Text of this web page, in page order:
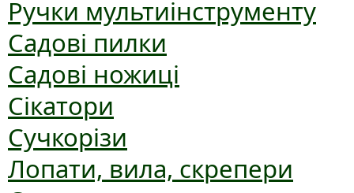
Ручки мультиінструменту
Садові пилки
Садові ножиці
Сікатори
Сучкорізи
Лопати, вила, скрепери